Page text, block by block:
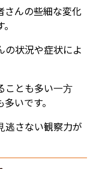
さんの些細な変化
の状況や症状によ
ことも多い一方
いです。
逃さない観察力が